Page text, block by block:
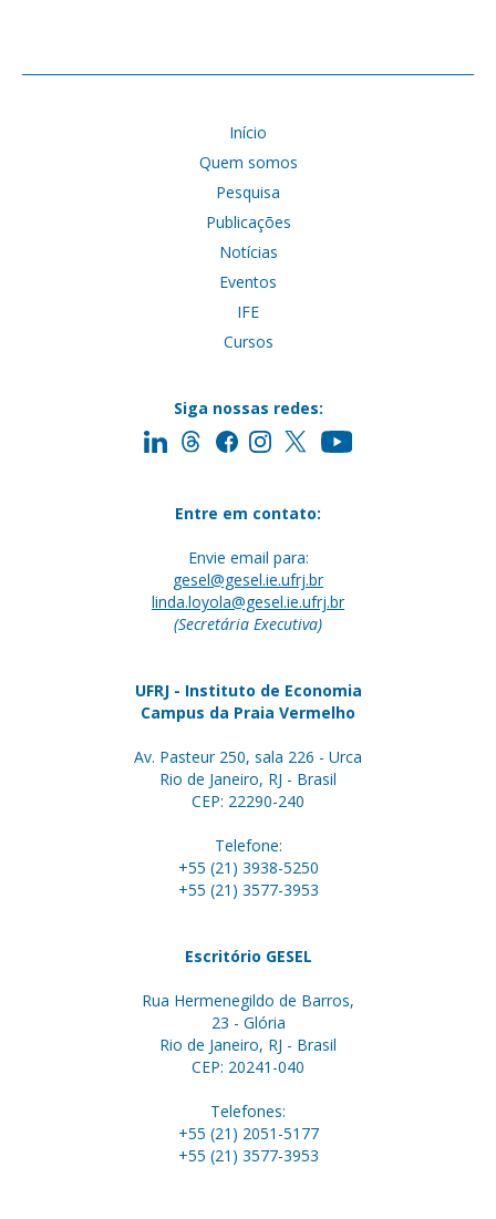
Início
Quem somos
Pesquisa
Publicações
Notícias
Eventos
IFE
Cursos
Siga nossas redes:
Entre em contato:
Envie email para:
gesel@gesel.ie.ufrj.br
linda.loyola@gesel.ie.ufrj.br
(Secretária Executiva)
UFRJ - Instituto de Economia
Campus da Praia Vermelho
Av. Pasteur 250, sala 226 - Urca
Rio de Janeiro, RJ - Brasil
CEP: 22290-240
Telefone:
+55 (21) 3938-5250
+55 (21) 3577-3953
Escritório GESEL
Rua Hermenegildo de Barros,
23 - Glória
Rio de Janeiro, RJ - Brasil
CEP: 20241-040
Telefones:
+55 (21) 2051-5177
+55 (21) 3577-3953